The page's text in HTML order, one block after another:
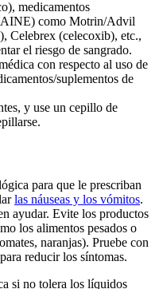
medicamentos
como Motrin/Advil
Celebrex (celecoxib), etc.,
el riesgo de sangrado.
con respecto al uso de
suplementos de
y use un cepillo de
para que le prescriban
las náuseas y los vómitos.
ayudar. Evite los productos
los alimentos pesados o
naranjas). Pruebe con
reducir los síntomas.
si no tolera los líquidos